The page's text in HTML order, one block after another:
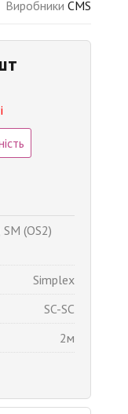
Виробники CMS
(OS2)
Simplex
SC-SC
2м